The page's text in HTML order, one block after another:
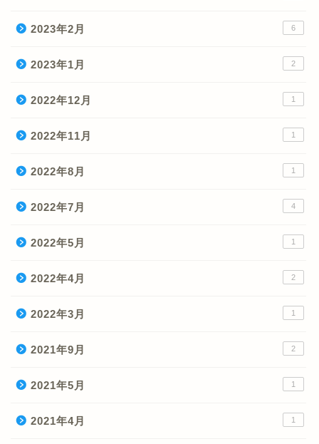
2023年2月 6
2023年1月 2
2022年12月 1
2022年11月 1
2022年8月 1
2022年7月 4
2022年5月 1
2022年4月 2
2022年3月 1
2021年9月 2
2021年5月 1
2021年4月 1